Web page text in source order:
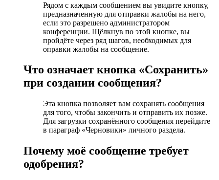
Рядом с каждым сообщением вы увидите кнопку,
предназначенную для отправки жалобы на него,
если это разрешено администратором
конференции. Щёлкнув по этой кнопке, вы
пройдёте через ряд шагов, необходимых для
оправки жалобы на сообщение.
Что означает кнопка «Сохранить»
при создании сообщения?
Эта кнопка позволяет вам сохранять сообщения
для того, чтобы закончить и отправить их позже.
Для загрузки сохранённого сообщения перейдите
в параграф «Черновики» личного раздела.
Почему моё сообщение требует
одобрения?